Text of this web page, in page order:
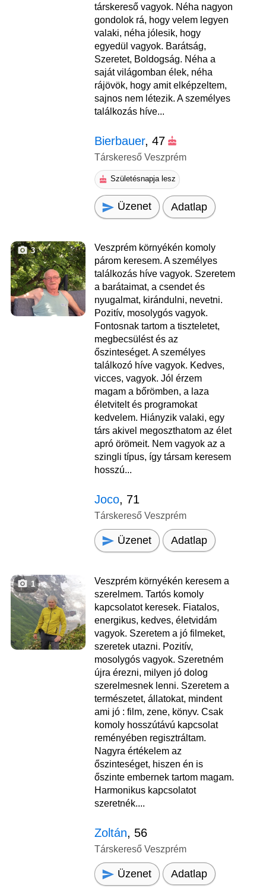
társkereső vagyok. Néha nagyon
gondolok rá, hogy velem legyen
valaki, néha jólesik, hogy
egyedül vagyok. Barátság,
Szeretet, Boldogság. Néha a
saját világomban élek, néha
rájövök, hogy amit elképzeltem,
sajnos nem létezik. A személyes
találkozás híve...
Bierbauer, 47
Társkereső Veszprém
Születésnapja lesz
Üzenet Adatlap
3
Veszprém környékén komoly
párom keresem. A személyes
találkozás híve vagyok. Szeretem
a barátaimat, a csendet és
nyugalmat, kirándulni, nevetni.
Pozitív, mosolygós vagyok.
Fontosnak tartom a tiszteletet,
megbecsülést és az
őszinteséget. A személyes
találkozó híve vagyok. Kedves,
vicces, vagyok. Jól érzem
magam a bőrömben, a laza
életvitelt és programokat
kedvelem. Hiányzik valaki, egy
társ akivel megoszthatom az élet
apró örömeit. Nem vagyok az a
szingli típus, így társam keresem
hosszú...
Joco, 71
Társkereső Veszprém
Üzenet Adatlap
1
Veszprém környékén keresem a
szerelmem. Tartós komoly
kapcsolatot keresek. Fiatalos,
energikus, kedves, életvidám
vagyok. Szeretem a jó filmeket,
szeretek utazni. Pozitív,
mosolygós vagyok. Szeretném
újra érezni, milyen jó dolog
szerelmesnek lenni. Szeretem a
természetet, állatokat, mindent
ami jó : film, zene, könyv. Csak
komoly hosszútávú kapcsolat
reményében regisztráltam.
Nagyra értékelem az
őszinteséget, hiszen én is
őszinte embernek tartom magam.
Harmonikus kapcsolatot
szeretnék....
Zoltán, 56
Társkereső Veszprém
Üzenet Adatlap